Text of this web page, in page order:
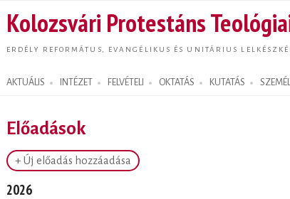
Kolozsvári Protestáns
ERDÉLY REFORMÁTUS, EVANGÉLIKUS ÉS UNITÁRIUS
AKTUÁLIS INTÉZET FELVÉTELI OKTATÁS KUTATÁS
Search form
Előadások
+ Új előadás hozzáadása
2026